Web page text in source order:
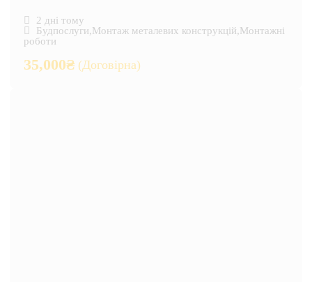
2 дні тому
Будпослуги,Монтаж металевих конструкцій,Монтажні
роботи
35,000₴ (Договірна)